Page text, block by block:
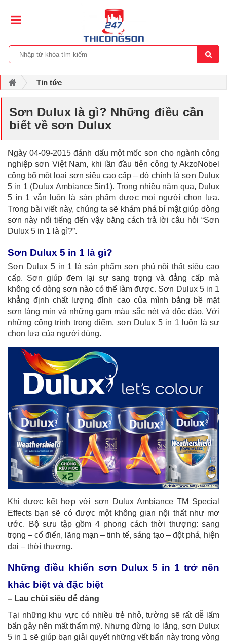
Tin tức
Sơn Dulux là gì? Những điều cần
biết về sơn Dulux
Ngày 04-09-2015 đánh dấu một mốc son cho ngành công
nghiệp sơn Việt Nam, khi lần đầu tiên công ty AkzoNobel
công bố một loại sơn siêu cao cấp – đó chính là sơn Dulux
5 in 1 (Dulux Ambiance 5in1). Trong nhiều năm qua, Dulux
5 in 1 vẫn luôn là sản phẩm được mọi người chọn lựa.
Trong bài viết này, chúng ta sẽ khám phá bí mật giúp dòng
sơn này nổi tiếng đến vậy bằng cách trả lời câu hỏi “Sơn
Dulux 5 in 1 là gì?”.
Sơn Dulux 5 in 1 là gì?
Sơn Dulux 5 in 1 là sản phẩm sơn phủ nội thất siêu cao
cấp. Sơn giúp đem lại sự sang trọng và đẳng cấp mà
không có dòng sơn nào có thể làm được. Sơn Dulux 5 in 1
khẳng định chất lượng đỉnh cao của mình bằng bề mặt
sơn láng mịn và những gam màu sắc nét và độc đáo. Với
những công trình trọng điểm, sơn Dulux 5 in 1 luôn là sự
chọn lựa của người dùng.
Khi được kết hợp với sơn Dulux Ambiance TM Special
Effects bạn sẽ có được một không gian nội thất như mơ
ước. Bộ sưu tập gồm 4 phong cách thời thượng: sang
trọng – cổ điển, lãng mạn – tinh tế, sáng tạo – đột phá, hiện
đại – thời thượng.
Những điều khiến sơn Dulux 5 in 1 trở nên
khác biệt và đặc biệt
– Lau chùi siêu dễ dàng
Tại những khu vực có nhiều trẻ nhỏ, tường sẽ rất dễ lấm
bẩn gây nên mất thẩm mỹ. Nhưng đừng lo lắng, sơn Dulux
5 in 1 sẽ giúp bạn giải quyết những vết bẩn này trong vòng